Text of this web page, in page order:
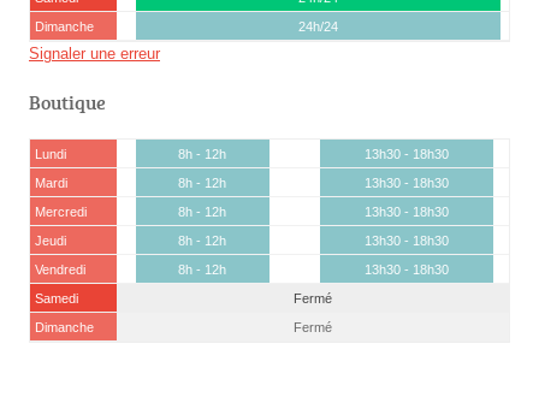
Dimanche
24h/24
Signaler une erreur
Boutique
Lundi 8h - 12h
13h30 - 18h30
Mardi
8h - 12h
13h30 - 18h30
Mercredi
8h - 12h
13h30 - 18h30
Jeudi
8h - 12h
13h30 - 18h30
Vendredi
8h - 12h
13h30 - 18h30
Samedi
Fermé
Dimanche
Fermé